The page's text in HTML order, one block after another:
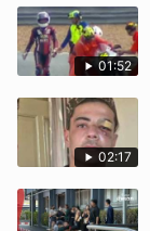
01:52
02:17